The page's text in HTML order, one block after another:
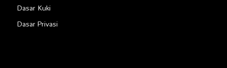
Dasar Kuki
Dasar Privasi